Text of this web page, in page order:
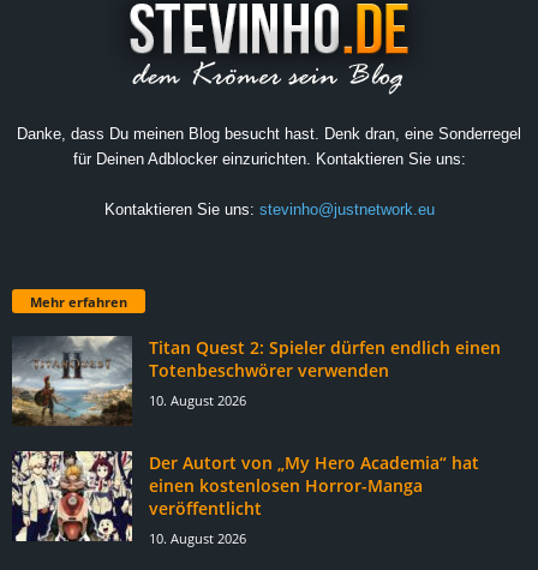
Danke, dass Du meinen Blog besucht hast. Denk dran, eine Sonderregel
für Deinen Adblocker einzurichten. Kontaktieren Sie uns:
Kontaktieren Sie uns: stevinho@justnetwork.eu
Mehr erfahren
Titan Quest 2: Spieler dürfen endlich einen
Totenbeschwörer verwenden
10. August 2026
Der Autort von „My Hero Academia“ hat
einen kostenlosen Horror-Manga
veröffentlicht
10. August 2026